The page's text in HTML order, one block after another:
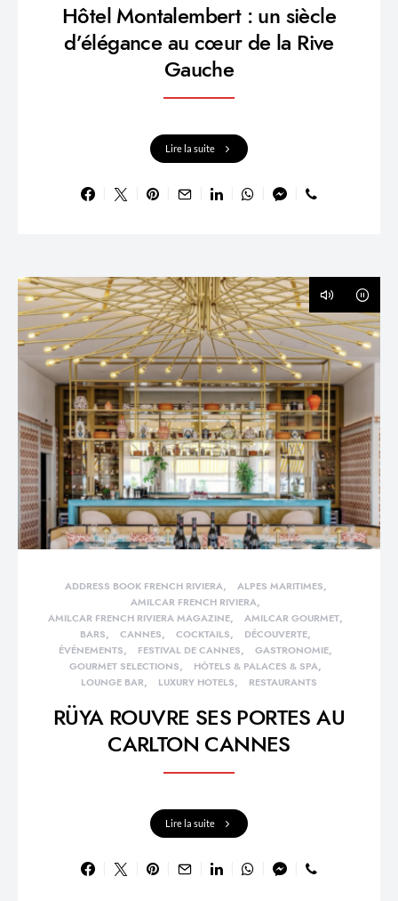
Hôtel Montalembert : un siècle
d’élégance au cœur de la Rive
Gauche
Lire la suite
ADDRESS BOOK FRENCH RIVIERA
ALPES MARITIMES
AMILCAR FRENCH RIVIERA
AMILCAR FRENCH RIVIERA MAGAZINE
AMILCAR GOURMET
BARS
CANNES COCKTAILS
DÉCOUVERTE
ÉVÉNEMENTS
FESTIVAL DE CANNES
GASTRONOMIE
GOURMET SELECTIONS
HÔTELS & PALACES & SPA
LOUNGE BAR
LUXURY HOTELS RESTAURANTS
RÜYA ROUVRE SES PORTES AU
CARLTON CANNES
Lire la suite